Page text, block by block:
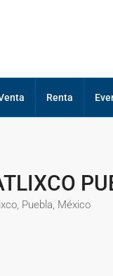
Renta
Puebla, México